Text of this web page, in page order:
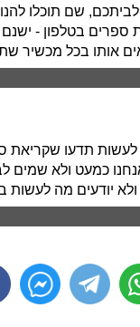
שם תוכלו
ספרים בטלפון -
אותו בכל מכשיר
תדעו שקריאת
כמעט ולא שמים
יודעים מה לעשות